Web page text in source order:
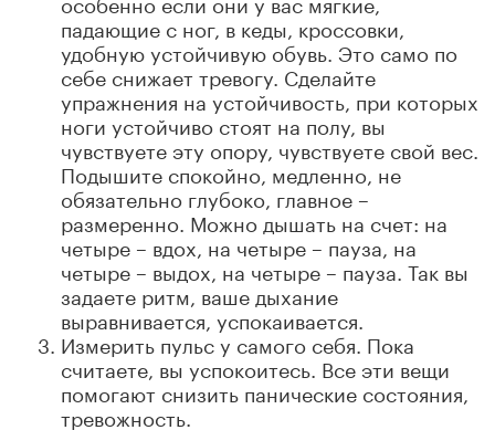
падающие с ног, в кеды, кроссовки,
удобную устойчивую обувь. Это само по
себе снижает тревогу. Сделайте
упражнения на устойчивость, при которых
ноги устойчиво стоят на полу, вы
чувствуете эту опору, чувствуете свой вес.
Подышите спокойно, медленно, не
обязательно глубоко, главное –
размеренно. Можно дышать на счет: на
четыре – вдох, на четыре – пауза, на
четыре – выдох, на четыре – пауза. Так вы
задаете ритм, ваше дыхание
выравнивается, успокаивается.
Измерить пульс у самого себя. Пока
считаете, вы успокоитесь. Все эти вещи
помогают снизить панические состояния,
тревожность.